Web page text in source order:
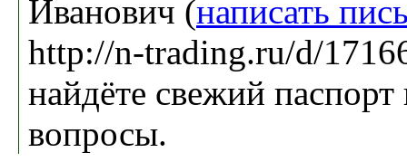
Иванович (написать
http://n-trading.ru/d/
найдёте свежий
вопросы.